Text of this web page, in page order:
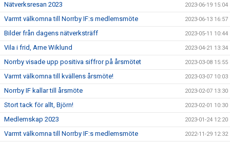
Nätverksresan 2023 2023-06-19 15:04
Varmt välkomna till Norrby IF:s medlemsmöte 2023-06-13 16:57
Bilder från dagens nätverksträff 2023-05-11 10:44
Vila i frid, Arne Wiklund 2023-04-21 13:34
Norrby visade upp positiva siffror på årsmötet 2023-03-08 15:55
Varmt välkomna till kvällens årsmöte! 2023-03-07 10:03
Norrby IF kallar till årsmöte 2023-02-07 13:30
Stort tack för allt, Björn! 2023-02-01 10:30
Medlemskap 2023 2023-01-24 12:20
Varmt välkomna till Norrby IF:s medlemsmöte 2022-11-29 12:32